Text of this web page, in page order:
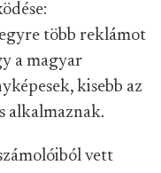
több reklámot
a magyar
kisebb az
alkalmaznak.
vett